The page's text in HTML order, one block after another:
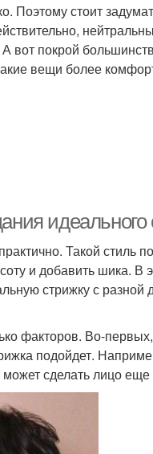
Поэтому стоит
вот покрой
вещи более
идеального
Такой стиль
и добавить шика. В
стрижку с разной
факторов. Во-
подойдет.
может сделать лицо еще